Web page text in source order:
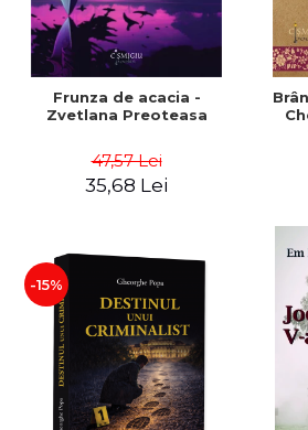
Frunza de acacia -
Zvetlana Preoteasa
47,57 Lei
35,68 Lei
-15%